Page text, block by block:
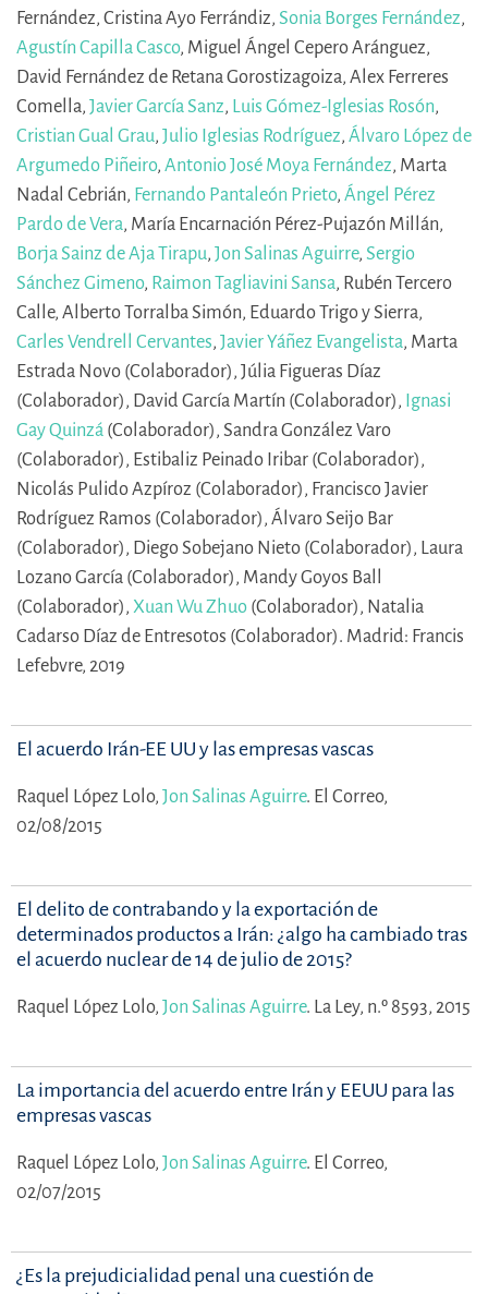
Fernández, Cristina Ayo Ferrándiz, Sonia Borges Fernández,
Agustín Capilla Casco, Miguel Ángel Cepero Aránguez,
David Fernández de Retana Gorostizagoiza, Alex Ferreres
Comella, Javier García Sanz, Luis Gómez-Iglesias Rosón,
Cristian Gual Grau, Julio Iglesias Rodríguez, Álvaro López de
Argumedo Piñeiro, Antonio José Moya Fernández, Marta
Nadal Cebrián, Fernando Pantaleón Prieto, Ángel Pérez
Pardo de Vera, María Encarnación Pérez-Pujazón Millán,
Borja Sainz de Aja Tirapu, Jon Salinas Aguirre, Sergio
Sánchez Gimeno, Raimon Tagliavini Sansa, Rubén Tercero
Calle, Alberto Torralba Simón, Eduardo Trigo y Sierra,
Carles Vendrell Cervantes, Javier Yáñez Evangelista, Marta
Estrada Novo (Colaborador), Júlia Figueras Díaz
(Colaborador), David García Martín (Colaborador), Ignasi
Gay Quinzá (Colaborador), Sandra González Varo
(Colaborador), Estibaliz Peinado Iribar (Colaborador),
Nicolás Pulido Azpíroz (Colaborador), Francisco Javier
Rodríguez Ramos (Colaborador), Álvaro Seijo Bar
(Colaborador), Diego Sobejano Nieto (Colaborador), Laura
Lozano García (Colaborador), Mandy Goyos Ball
(Colaborador), Xuan Wu Zhuo (Colaborador), Natalia
Cadarso Díaz de Entresotos (Colaborador). Madrid: Francis
Lefebvre, 2019
El acuerdo Irán-EE UU y las empresas vascas
Raquel López Lolo, Jon Salinas Aguirre. El Correo,
02/08/2015
El delito de contrabando y la exportación de
determinados productos a Irán: ¿algo ha cambiado tras
el acuerdo nuclear de 14 de julio de 2015?
Raquel López Lolo, Jon Salinas Aguirre. La Ley, n.º 8593, 2015
La importancia del acuerdo entre Irán y EEUU para las
empresas vascas
Raquel López Lolo, Jon Salinas Aguirre. El Correo,
02/07/2015
¿Es la prejudicialidad penal una cuestión de